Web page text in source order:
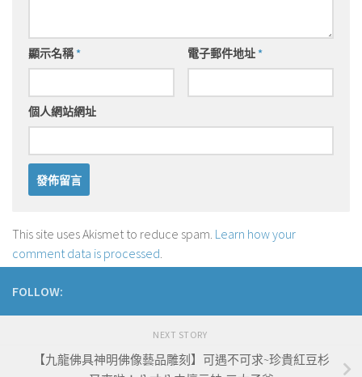
顯示名稱* 電子郵件地址*
個人網站網址
This site uses Akismet to reduce spam. Learn how your
comment data is processed.
FOLLOW:
NEXT STORY
【九龍佛具神明佛像藝品雕刻】可遇不可求~珍貴紅豆杉